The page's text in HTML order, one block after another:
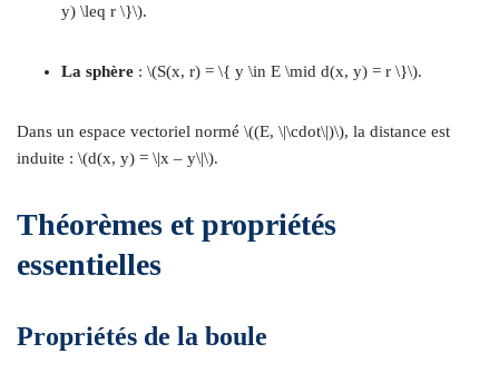
y) \leq r \}\).
La sphère : \(S(x, r) = \{ y \in E \mid d(x, y) = r \}\).
Dans un espace vectoriel normé \((E, \|\cdot\|)\), la distance est
induite : \(d(x, y) = \|x – y\|\).
Théorèmes et propriétés
essentielles
Propriétés de la boule